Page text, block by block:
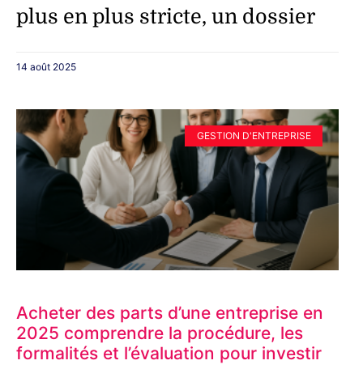
plus en plus stricte, un dossier
14 août 2025
GESTION D'ENTREPRISE
Acheter des parts d’une entreprise en
2025 comprendre la procédure, les
formalités et l’évaluation pour investir